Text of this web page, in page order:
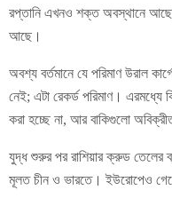
রপ্তানি এখনও শক্ত অবস্থানে আছে।
আছে।
অবশ্য বর্তমানে যে পরিমাণ উরাল
নেই; এটা রেকর্ড পরিমাণ।
করা হচ্ছে না, আর বাকিগুলো
যুদ্ধ শুরুর পর রাশিয়ার ক্রুড তেলের
মূলত চীন ও ভারতে। ইউরোপেও